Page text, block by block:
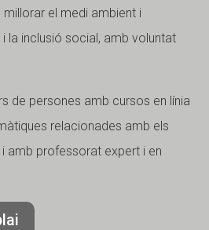
millorar el medi ambient i
la inclusió social, amb voluntat
de persones amb cursos en línia
relacionades amb els
amb professorat expert i en